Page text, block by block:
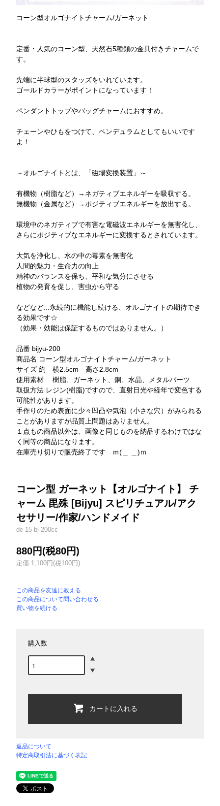
コーン型オルゴナイトチャーム/ガーネット
定番・人気のコーン型、天然石5種類の金具付きチャームで
す。
先端に半球型のスタッズをいれています。
ゴールドカラーがポイントになっています！
ペンダントトップやバッグチャームにおすすめ。
チェーンやひもをつけて、ペンデュラムとしてもいいです
よ！
～オルゴナイトとは、「磁場変換装置」～
有機物（樹脂など）→ネガティブエネルギーを吸収する。
無機物（金属など）→ポジティブエネルギーを放出する。
環境中のネガティブで有害な電磁波エネルギーを無害化し、
さらにポジティブなエネルギーに変換するとされています。
大気を浄化し、水の中の毒素を無害化
人間的魅力・生命力の向上
精神のバランスを保ち、平和な気分にさせる
植物の発育を促し、害虫から守る
などなど...永続的に機能し続ける、オルゴナイトの期待でき
る効果です☆
（効果・効能は保証するものではありません。）
品番 bijyu-200
商品名 コーン型オルゴナイトチャーム/ガーネット
サイズ 約 横2.5cm 高さ2.8cm
使用素材 樹脂、ガーネット、銅、水晶、メタルパーツ
取扱方法 レジン(樹脂)ですので、直射日光や経年で変色する
可能性があります。
手作りのため表面に少々凹凸や気泡（小さな穴）がみられる
ことがありますが品質上問題はありません。
１点もの商品以外は、画像と同じものを納品するわけではな
く同等の商品になります。
在庫売り切りで販売終了です ｍ(＿ ＿)ｍ
コーン型 ガーネット【オルゴナイト】 チ
ャーム 毘殊 [Bijyu] スピリチュアル/アク
セサリー/作家/ハンドメイド
de-15-bj-200cc
880円(税80円)
定価 1,100円(税100円)
この商品を友達に教える
この商品について問い合わせる
買い物を続ける
購入数
カートに入れる
返品について
特定商取引法に基づく表記